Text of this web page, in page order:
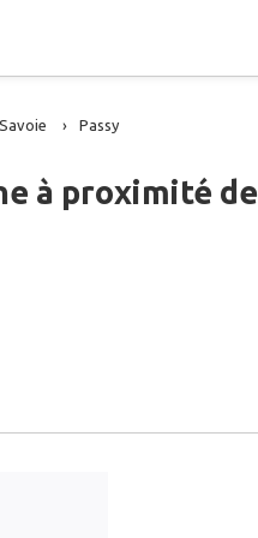
Passy
à proximité de